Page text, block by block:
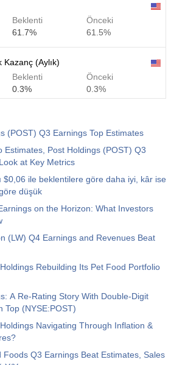
Beklenti
61.7%
Önceki
61.5%
(Aylık)
Beklenti
0.3%
Önceki
0.3%
(Yıllık)
Beklenti
3.5%
Önceki
3.5%
Beklenti
Beklenti
Beklenti Önceki
(POST) Q3 Earnings Top Estimates
Estimates, Post Holdings (POST) Q3
at Key Metrics
$0,06 ile beklentilere göre daha iyi, kâr ise
düşük
on the Horizon: What Investors
(LW) Q4 Earnings and Revenues Beat
Rebuilding Its Pet Food Portfolio
A Re-Rating Story With Double-Digit
Top (NYSE:POST)
Navigating Through Inflation &
Foods Q3 Earnings Beat Estimates, Sales